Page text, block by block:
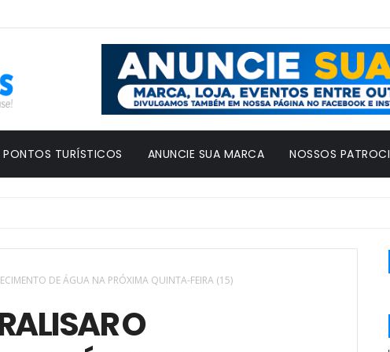
PONTOS TURÍSTICOS ANUNCIE SUA MARCA NOSSOS
DE ÁGUA NA PRÓXIMA QUINTA-FEIRA (15)
O